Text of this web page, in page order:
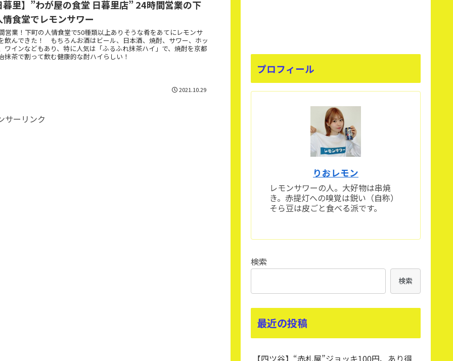
暮里】”わが屋の食堂 日暮里店” 24時間営業の下
情食堂でレモンサワー
営業！下町の人情食堂で50種類以上ありそうな肴をあてにレモンサ
飲んできた！ もちろんお酒はビール、日本酒、焼酎、サワー、ホッ
ワインなどもあり、特に人気は「ふるふれ抹茶ハイ」で、焼酎を京都
抹茶で割って飲む健康的な酎ハイらしい！
2021.10.29
サーリンク
プロフィール
りおレモン
レモンサワーの人。大好物は串焼
き。赤提灯への嗅覚は鋭い（自称）
そら豆は皮ごと食べる派です。
検索
検索
最近の投稿